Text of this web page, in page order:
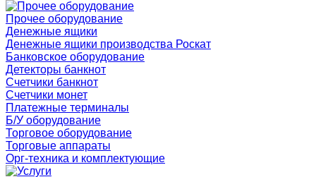
Прочее оборудование
Денежные ящики
Денежные ящики производства Роскат
Банковское оборудование
Детекторы банкнот
Счетчики банкнот
Счетчики монет
Платежные терминалы
Б/У оборудование
Торговое оборудование
Торговые аппараты
Орг-техника и комплектующие